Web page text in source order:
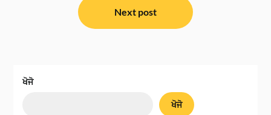
Next post
ਖੋਜੋ
ਖੋਜੋ